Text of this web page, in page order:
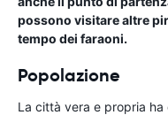
possono visitare altre
tempo dei faraoni.
Popolazione
La città vera e propria ha